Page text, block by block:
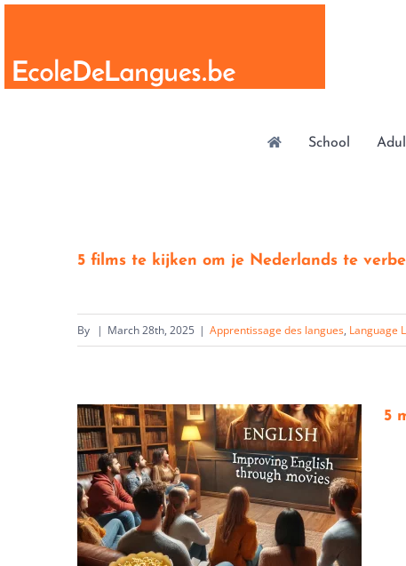
content
School
5 films te kijken om je Nederlands te
By | March 28th, 2025 | Apprentissage des langues, Language
5